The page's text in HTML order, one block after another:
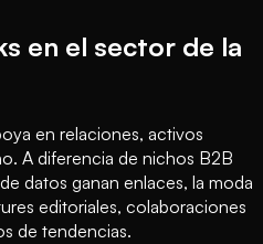
en el sector de la
en relaciones, activos
A diferencia de nichos B2B
datos ganan enlaces, la moda
editoriales, colaboraciones
de tendencias.